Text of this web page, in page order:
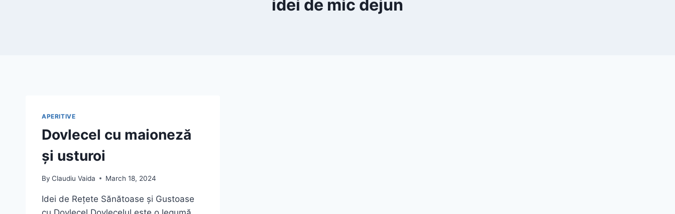
idei de mic dejun
APERITIVE
Dovlecel cu maioneză
și usturoi
By Claudiu Vaida March 18, 2024
Idei de Rețete Sănătoase și Gustoase